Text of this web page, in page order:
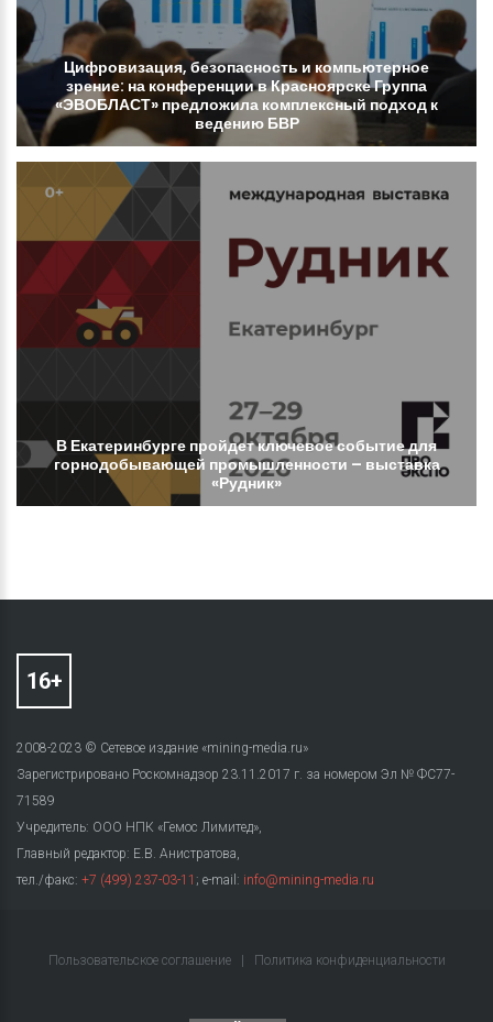
Цифровизация, безопасность и компьютерное
зрение: на конференциивКрасноярскеГруппа
«ЭВОБЛАСТ» предложила комплексный подход к
ведению БВР
В Екатеринбурге пройдетключевоесобытиедля
горнодобывающей промышленности – выставка
«Рудник»
2008-2023 © Сетевое издание «mining-media.ru»
Зарегистрировано Роскомнадзор 23.11.2017 г. за номером Эл № ФС77-
71589
Учредитель: ООО НПК «Гемос Лимитед»,
Главный редактор: Е.В. Анистратова,
тел./факс: +7 (499) 237-03-11 ; e-mail: info@mining-media.ru
Пользовательское соглашение Политика конфиденциальности